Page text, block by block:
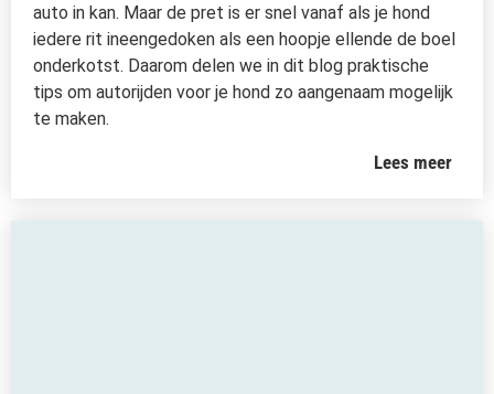
auto in kan. Maar de pret is er snel vanaf als je hond
iedere rit ineengedoken als een hoopje ellende de boel
onderkotst. Daarom delen we in dit blog praktische
tips om autorijden voor je hond zo aangenaam mogelijk
te maken.
Lees meer